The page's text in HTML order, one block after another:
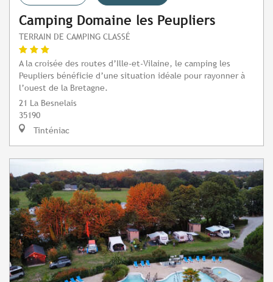
Camping Domaine les Peupliers
TERRAIN DE CAMPING CLASSÉ
A la croisée des routes d’Ille-et-Vilaine, le camping les
Peupliers bénéficie d’une situation idéale pour rayonner à
l’ouest de la Bretagne.
21 La Besnelais
35190
Tinténiac